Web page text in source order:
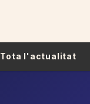
Tota l'actualitat